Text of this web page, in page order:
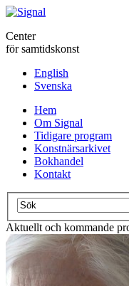
Center
för samtidskonst
English
Svenska
Hem
Om Signal
Tidigare program
Konstnärsarkivet
Bokhandel
Kontakt
Aktuellt och kommande